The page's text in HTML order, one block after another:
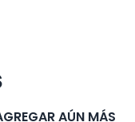
AÚN MÁS